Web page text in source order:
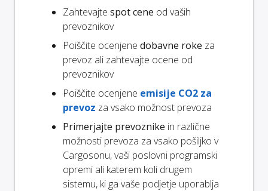
Zahtevajte spot cene od vaših
prevoznikov
Poiščite ocenjene dobavne roke za
prevoz ali zahtevajte ocene od
prevoznikov
Poiščite ocenjene emisije CO2 za
prevoz za vsako možnost prevoza
Primerjajte prevoznike in različne
možnosti prevoza za vsako pošiljko v
Cargosonu, vaši poslovni programski
opremi ali katerem koli drugem
sistemu, ki ga vaše podjetje uporablja